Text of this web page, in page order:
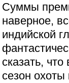
Суммы
наверное,
индийской
сказать,
сезон охоты